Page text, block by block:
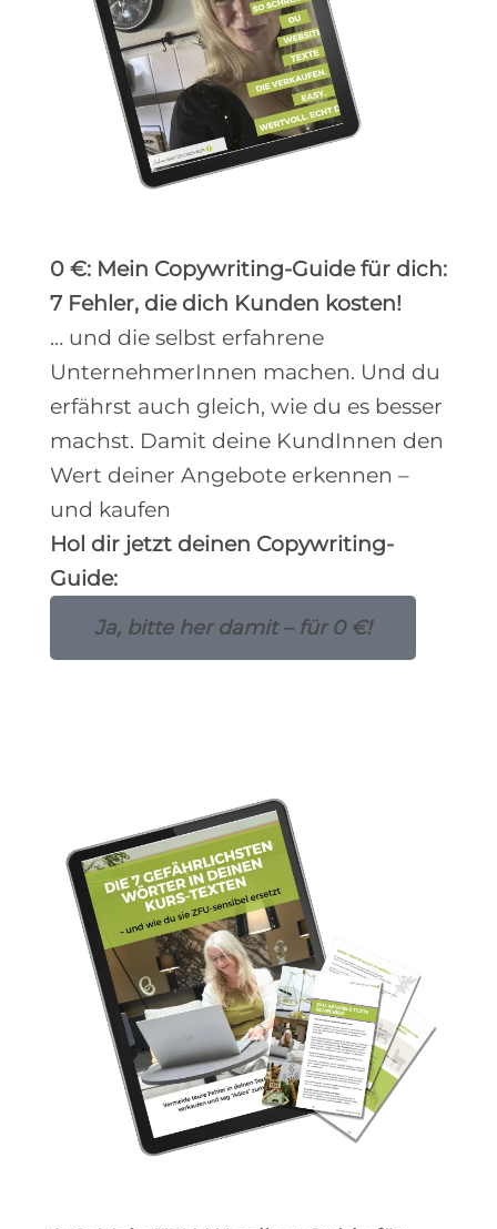
0 €: Mein Copywriting-Guide für dich:
7 Fehler, die dich Kunden kosten!
… und die selbst erfahrene
UnternehmerInnen machen. Und du
erfährst auch gleich, wie du es besser
machst. Damit deine KundInnen den
Wert deiner Angebote erkennen –
und kaufen
Hol dir jetzt deinen Copywriting-
Guide:
Ja, bitte her damit – für 0 €!